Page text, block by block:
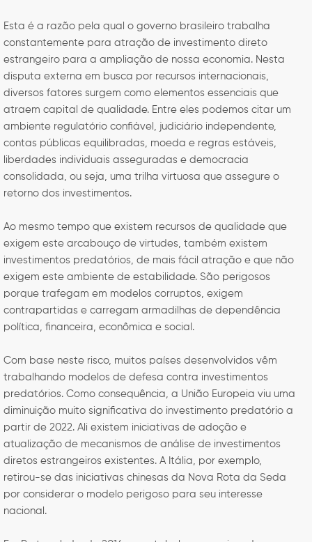
Esta é a razão pela qual o governo brasileiro trabalha
constantemente para atração de investimento direto
estrangeiro para a ampliação de nossa economia. Nesta
disputa externa em busca por recursos internacionais,
diversos fatores surgem como elementos essenciais que
atraem capital de qualidade. Entre eles podemos citar um
ambiente regulatório confiável, judiciário independente,
contas públicas equilibradas, moeda e regras estáveis,
liberdades individuais asseguradas e democracia
consolidada, ou seja, uma trilha virtuosa que assegure o
retorno dos investimentos.
Ao mesmo tempo que existem recursos de qualidade que
exigem este arcabouço de virtudes, também existem
investimentos predatórios, de mais fácil atração e que não
exigem este ambiente de estabilidade. São perigosos
porque trafegam em modelos corruptos, exigem
contrapartidas e carregam armadilhas de dependência
política, financeira, econômica e social.
Com base neste risco, muitos países desenvolvidos vêm
trabalhando modelos de defesa contra investimentos
predatórios. Como consequência, a União Europeia viu uma
diminuição muito significativa do investimento predatório a
partir de 2022. Ali existem iniciativas de adoção e
atualização de mecanismos de análise de investimentos
diretos estrangeiros existentes. A Itália, por exemplo,
retirou-se das iniciativas chinesas da Nova Rota da Seda
por considerar o modelo perigoso para seu interesse
nacional.